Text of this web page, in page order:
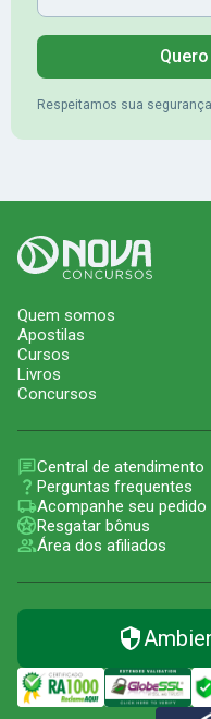
Respeitamos sua
Quem somos
Apostilas
Cursos
Livros
Concursos
Central de atendimento
Perguntas frequentes
Acompanhe seu pedido
Resgatar bônus
Área dos afiliados